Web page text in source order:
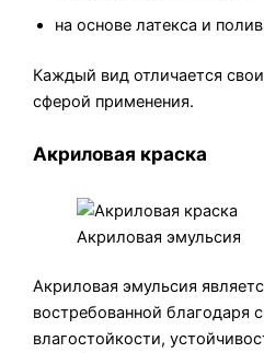
на основе латекса и
Каждый вид отличается
сферой применения.
Акриловая краска
Акриловая эмульсия
Акриловая эмульсия
востребованной благодаря
влагостойкости,